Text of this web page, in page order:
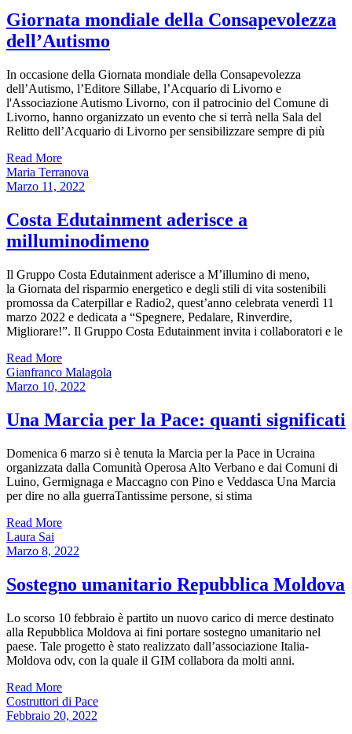
Giornata mondiale della Consapevolezza
dell’Autismo
In occasione della Giornata mondiale della Consapevolezza
dell’Autismo, l’Editore Sillabe, l’Acquario di Livorno e
l'Associazione Autismo Livorno, con il patrocinio del Comune di
Livorno, hanno organizzato un evento che si terrà nella Sala del
Relitto dell’Acquario di Livorno per sensibilizzare sempre di più
Read More
Maria Terranova
Marzo 11, 2022
Costa Edutainment aderisce a
milluminodimeno
Il Gruppo Costa Edutainment aderisce a M’illumino di meno,
la Giornata del risparmio energetico e degli stili di vita sostenibili
promossa da Caterpillar e Radio2, quest’anno celebrata venerdì 11
marzo 2022 e dedicata a “Spegnere, Pedalare, Rinverdire,
Migliorare!”. Il Gruppo Costa Edutainment invita i collaboratori e le
Read More
Gianfranco Malagola
Marzo 10, 2022
Una Marcia per la Pace: quanti significati
Domenica 6 marzo si è tenuta la Marcia per la Pace in Ucraina
organizzata dalla Comunità Operosa Alto Verbano e dai Comuni di
Luino, Germignaga e Maccagno con Pino e Veddasca Una Marcia
per dire no alla guerraTantissime persone, si stima
Read More
Laura Sai
Marzo 8, 2022
Sostegno umanitario Repubblica Moldova
Lo scorso 10 febbraio è partito un nuovo carico di merce destinato
alla Repubblica Moldova ai fini portare sostegno umanitario nel
paese. Tale progetto è stato realizzato dall’associazione Italia-
Moldova odv, con la quale il GIM collabora da molti anni.
Read More
Costruttori di Pace
Febbraio 20, 2022